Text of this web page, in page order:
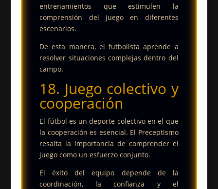
entrenamientos que estimulen la
comprensión del juego en diferentes
escenarios.
De esta manera, el futbolista aprende a
resolver situaciones complejas dentro del
campo.
18. Juego colectivo y
cooperación
El fútbol es un deporte colectivo en el que
la cooperación es esencial. El Preceptismo
resalta la importancia de comprender el
juego como un esfuerzo conjunto.
El éxito del equipo depende de la
coordinación, la confianza y el